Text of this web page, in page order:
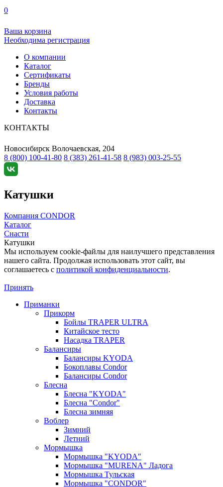
0
Ваша корзина
Необходима регистрация
О компании
Каталог
Сертификаты
Бренды
Условия работы
Доставка
Контакты
КОНТАКТЫ
Новосибирск Волочаевская, 204
8 (800) 100-41-80 8 (383) 261-41-58 8 (983) 003-25-55
Катушки
Компания CONDOR
Каталог
Снасти
Катушки
Мы используем cookie-файлы для наилучшего представления
нашего сайта. Продолжая использовать этот сайт, вы
соглашаетесь c политикой конфиденциальности.
Принять
Приманки
Прикорм
Бойлы TRAPER ULTRA
Китайское тесто
Насадка TRAPER
Балансиры
Балансиры KYODA
Бокоплавы Condor
Балансиры Condor
Блесна
Блесна "KYODA"
Блесна "Condor"
Блесна зимняя
Воблер
Зимний
Летний
Мормышка
Мормышка "KYODA"
Мормышка "MURENA" Ладога
Мормышка Тульская
Мормышка "CONDOR"